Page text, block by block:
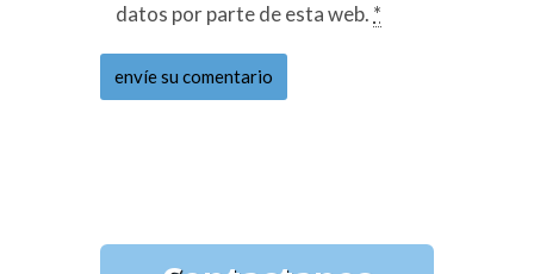
datos por parte de esta web. *